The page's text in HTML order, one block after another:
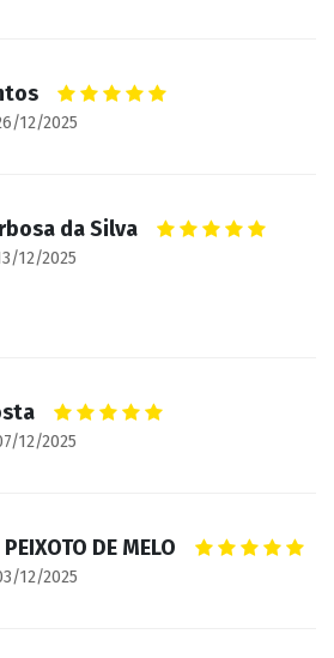
12/2025
da Silva
12/2025
12/2025
DE MELO
12/2025